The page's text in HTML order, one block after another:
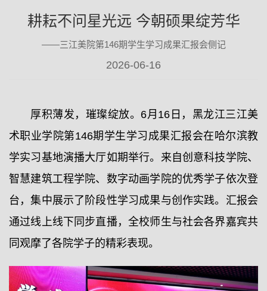
耕耘不问星光远 今朝硕果绽芳华
——三江美院第146期学生学习成果汇报会侧记
2026-06-16
厚积薄发，璀璨绽放。6月16日，黑龙江三江美
术职业学院第146期学生学习成果汇报会在哈尔滨教
学实习基地演播大厅如期举行。来自创意科技学院、
智慧建筑工程学院、数字动画学院的优秀学子依次登
台，集中展示了阶段性学习成果与创作实践。汇报会
通过线上线下同步直播，全校师生与社会各界嘉宾共
同观摩了各院学子的精彩表现。